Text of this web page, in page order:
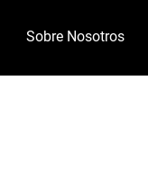
Sobre Nosotros